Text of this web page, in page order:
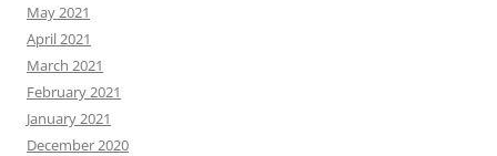
May 2021
April 2021
March 2021
February 2021
January 2021
December 2020